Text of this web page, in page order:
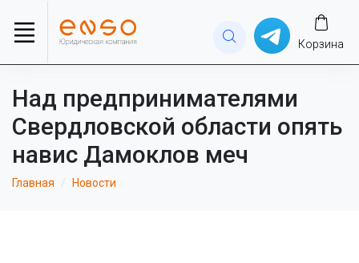
Корзина
Над предпринимателями
Свердловской области опять
навис Дамоклов меч
Главная Новости